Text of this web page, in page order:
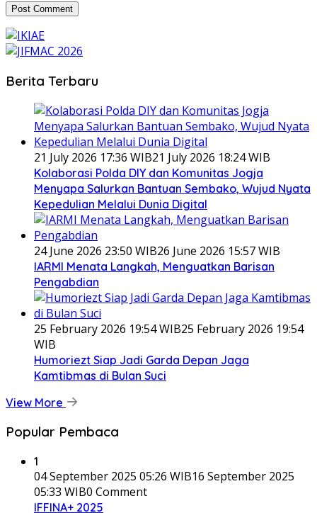
Berita Terbaru
21 July 2026 17:36 WIB21 July 2026 18:24 WIB
Kolaborasi Polda DIY dan Komunitas Jogja
Menyapa Salurkan Bantuan Sembako, Wujud Nyata
Kepedulian Melalui Dunia Digital
24 June 2026 23:50 WIB26 June 2026 15:57 WIB
IARMI Menata Langkah, Menguatkan Barisan
Pengabdian
25 February 2026 19:54 WIB25 February 2026 19:54
WIB
Humoriezt Siap Jadi Garda Depan Jaga
Kamtibmas di Bulan Suci
View More
Popular Pembaca
1
04 September 2025 05:26 WIB16 September 2025
05:33 WIB0 Comment
IFFINA+ 2025